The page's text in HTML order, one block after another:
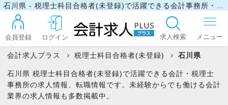
会員登録 ログイン 求人検索
ログイン
会計求人プラス 税理士科目合格者(未登録) 石川県
石川県 税理士科目合格者(未登録)で活躍できる会計・税理士
事務所の求人情報、転職情報です。未経験からでも働ける会計
業界の求人情報も多数掲載中。